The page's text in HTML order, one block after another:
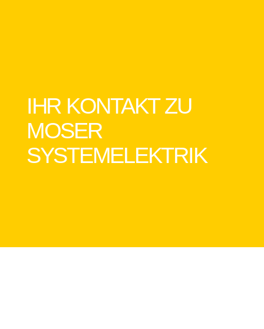
IHR KONTAKT ZU
MOSER
SYSTEMELEKTRIK